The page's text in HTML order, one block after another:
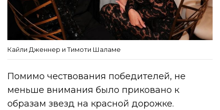
Кайли Дженнер и Тимоти Шаламе
Помимо чествования победителей, не
меньше внимания было приковано к
образам звезд на красной дорожке.